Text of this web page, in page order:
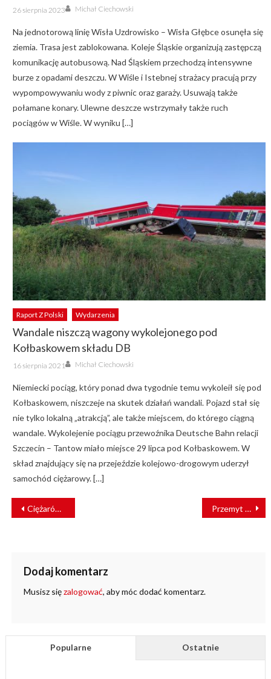
Posted
on
26 sierpnia 2023 Author
Michał Ciechowski
Na jednotorową linię Wisła Uzdrowisko – Wisła Głębce osunęła się
ziemia. Trasa jest zablokowana. Koleje Śląskie organizują zastępczą
komunikację autobusową. Nad Śląskiem przechodzą intensywne
burze z opadami deszczu. W Wiśle i Istebnej strażacy pracują przy
wypompowywaniu wody z piwnic oraz garaży. Usuwają także
połamane konary. Ulewne deszcze wstrzymały także ruch
pociągów w Wiśle. W wyniku […]
Raport Z Polski Wydarzenia
Wandale niszczą wagony wykolejonego pod
Kołbaskowem składu DB
Posted
on
16 sierpnia 2021 Author
Michał Ciechowski
Niemiecki pociąg, który ponad dwa tygodnie temu wykoleił się pod
Kołbaskowem, niszczeje na skutek działań wandali. Pojazd stał się
nie tylko lokalną „atrakcją”, ale także miejscem, do którego ciągną
wandale. Wykolejenie pociągu przewoźnika Deutsche Bahn relacji
Szczecin – Tantow miało miejsce 29 lipca pod Kołbaskowem. W
skład znajdujący się na przejeździe kolejowo-drogowym uderzył
samochód ciężarowy. […]
NAWIGACJA
WPISU
Ciężarówka wjechała pod pociąg. Nie żyje jedna osoba Przemyt papierosów w cysternie z żywicą udaremniony [FILM]
Dodaj komentarz
Musisz sięzalogować, aby móc dodać komentarz.
Popularne Ostatnie